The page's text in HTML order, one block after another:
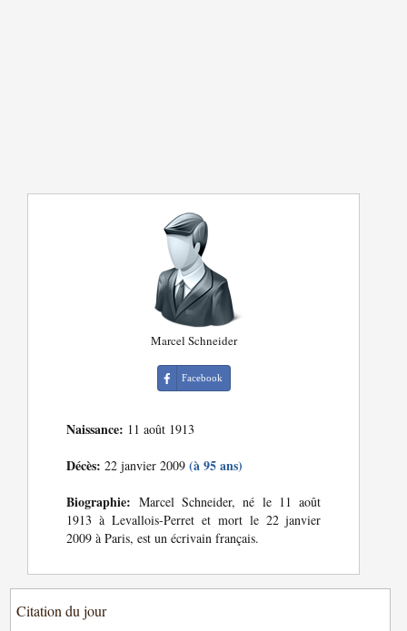
Marcel Schneider
Facebook
Naissance: 11 août 1913
Décès: 22 janvier 2009(à 95 ans)
Biographie: Marcel Schneider, né le 11 août
1913 à Levallois-Perret et mort le 22 janvier
2009 à Paris, est un écrivain français.
Citation du jour